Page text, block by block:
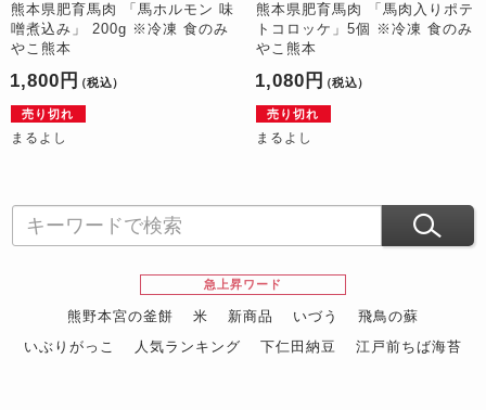
熊本県肥育馬肉 「馬ホルモン 味
噌煮込み」 200g ※冷凍 食のみ
やこ熊本
1,800円 （税込）
売り切れ
まるよし
熊本県肥育馬肉 「馬肉入りポテ
トコロッケ」5個 ※冷凍 食のみ
やこ熊本
1,080円 （税込）
売り切れ
まるよし
急上昇ワード
熊野本宮の釜餅 米 新商品 いづう
飛鳥の蘇
いぶりがっこ
人気ランキング 下仁田納豆
江戸前ちば海苔